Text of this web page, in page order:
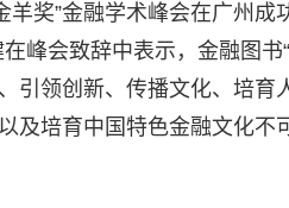
奖”金融学术峰会在广州成
峰会致辞中表示，金融图书
引领创新、传播文化、培育
培育中国特色金融文化不